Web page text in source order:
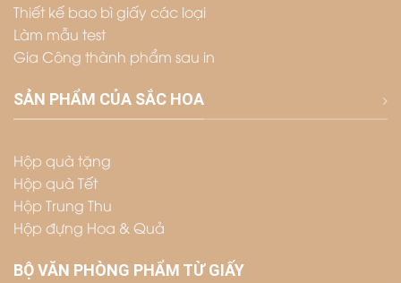
Thiết kế bao bì giấy các loại
Làm mẫu test
Gia Công thành phẩm sau in
SẢN PHẨM CỦA SẮC HOA
Hộp quà tặng
Hộp quà Tết
Hộp Trung Thu
Hộp đựng Hoa & Quả
BỘ VĂN PHÒNG PHẨM TỪ GIẤY